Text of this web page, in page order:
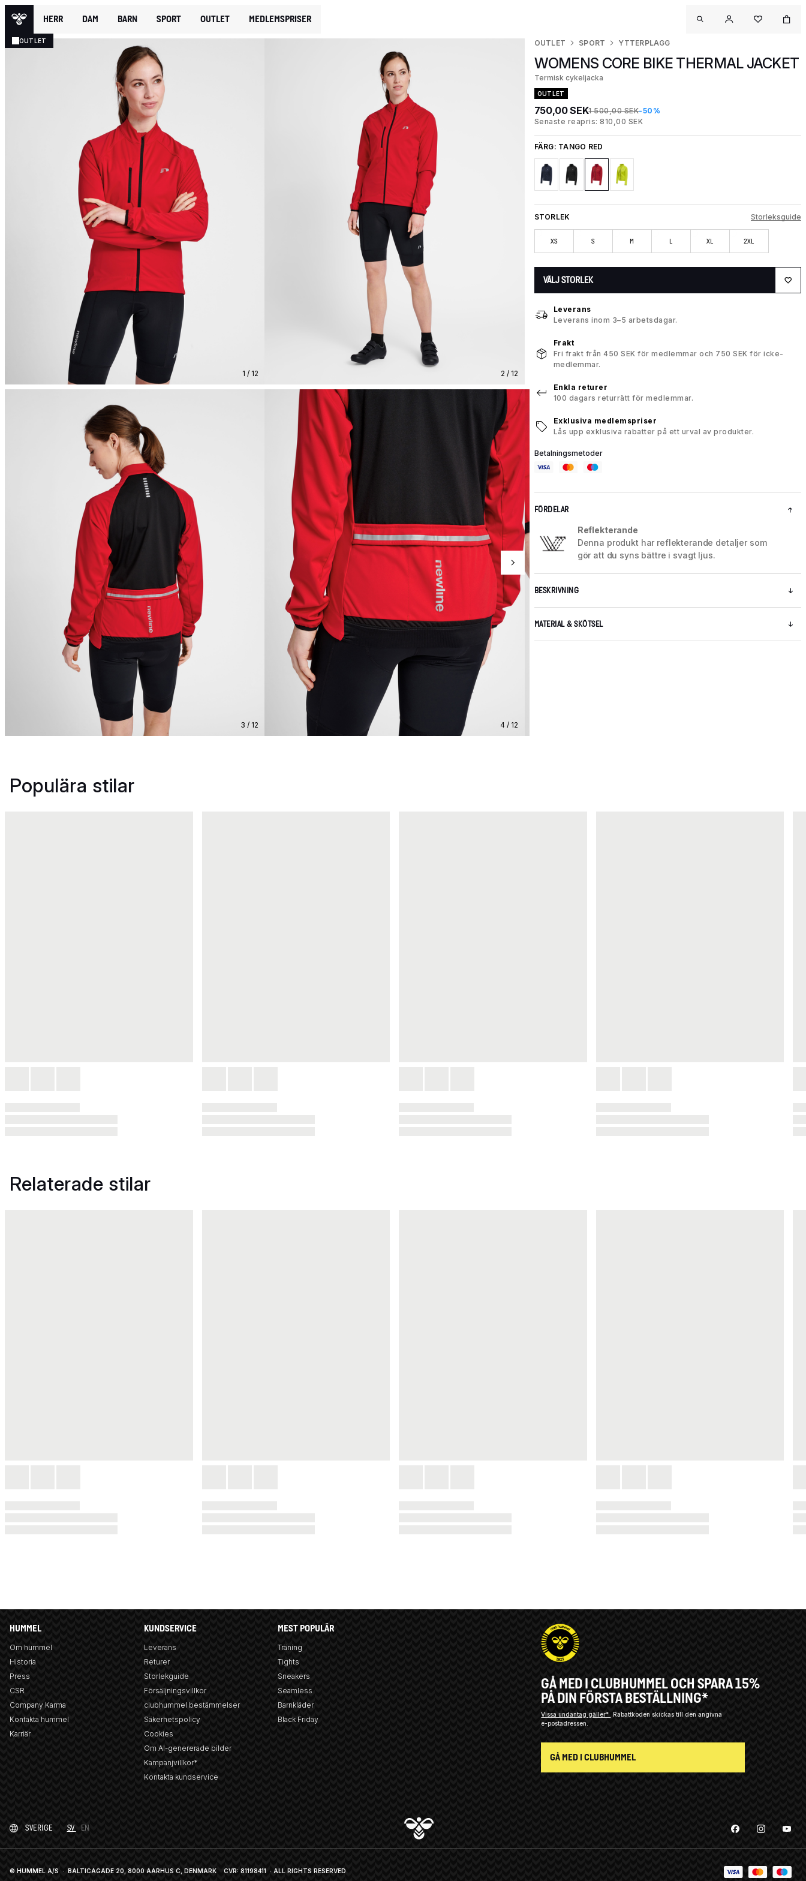
HERR DAM BARN SPORT OUTLET MEDLEMSPRISER
OUTLET
1 / 12 2 / 12
3 / 12 4 / 12
OUTLET SPORT YTTERPLAGG
WOMENS CORE BIKE THERMAL JACKET
Termisk cykeljacka
OUTLET
750,00 SEK1 500,00 SEK-50%
Senaste reapris: 810,00 SEK
FÄRG: TANGO RED
STORLEK Storleksguide
XS S M L XL 2XL
VÄLJ STORLEK
Leverans
Leverans inom 3–5 arbetsdagar.
Frakt
Fri frakt från 450 SEK för medlemmar och 750 SEK för icke-
medlemmar.
Enkla returer
100 dagars returrätt för medlemmar.
Exklusiva medlemspriser
Lås upp exklusiva rabatter på ett urval av produkter.
Betalningsmetoder
FÖRDELAR
Reflekterande
Denna produkt har reflekterande detaljer som
gör att du syns bättre i svagt ljus.
BESKRIVNING
MATERIAL & SKÖTSEL
Populära stilar
Relaterade stilar
HUMMEL
Om hummel
Historia
Press
CSR
Company Karma
Kontakta hummel
Karriär
KUNDSERVICE
Leverans
Returer
Storlekguide
Försäljningsvillkor
clubhummel bestämmelser
Säkerhetspolicy
Cookies
Om AI-genererade bilder
Kampanjvillkor*
Kontakta kundservice
MEST POPULÄR
Träning
Tights
Sneakers
Seamless
Barnkläder
Black Friday
GÅ MED I CLUBHUMMEL OCH SPARA 15%
PÅ DIN FÖRSTA BESTÄLLNING*
Vissa undantag gäller* Rabattkoden skickas till den angivna
e-postadressen.
GÅ MED I CLUBHUMMEL
SVERIGE SV EN
© HUMMEL A/S · BALTICAGADE 20, 8000 AARHUS C, DENMARK CVR: 81198411 · ALL RIGHTS RESERVED